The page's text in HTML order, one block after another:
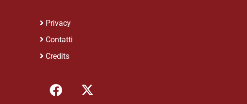
Privacy
Contatti
Credits